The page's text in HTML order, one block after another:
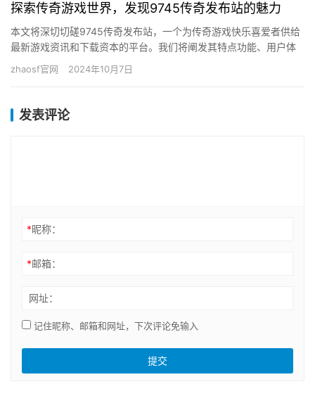
探索传奇游戏世界，发现9745传奇发布站的魅力
本文将深切切磋9745传奇发布站，一个为传奇游戏快乐喜爱者供给
最新游戏资讯和下载资本的平台。我们将阐发其特点功能、用户体
验和若何经由过程该站点获得最好的游戏体验。 9745传奇发布…
zhaosf官网 2024年10月7日
发表评论
*昵称：
*邮箱：
网址：
记住昵称、邮箱和网址，下次评论免输入